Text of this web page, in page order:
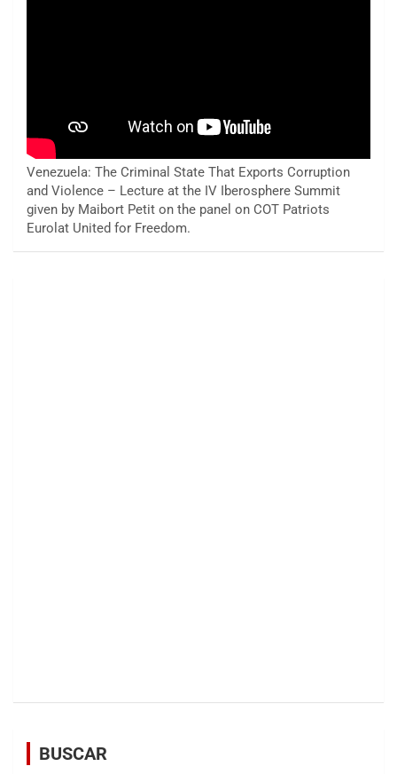
Venezuela: The Criminal State That Exports Corruption
and Violence – Lecture at the IV Iberosphere Summit
given by Maibort Petit on the panel on COT Patriots
Eurolat United for Freedom.
BUSCAR